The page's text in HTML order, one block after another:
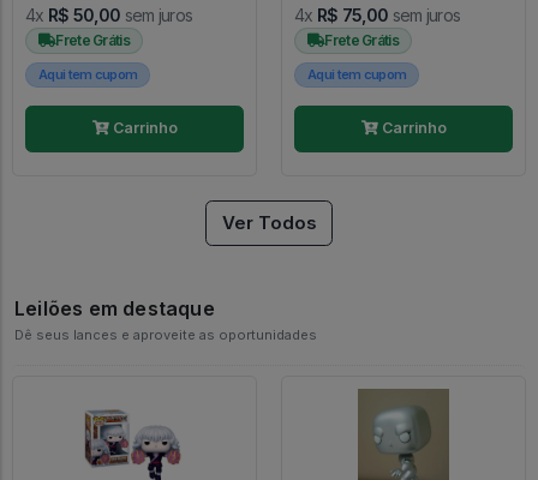
4x R$ 50,00 sem juros
Frete Grátis
Aqui tem cupom
Carrinho
4x R$ 75,00 sem juros
Frete Grátis
Aqui tem cupom
Carrinho
Ver Todos
Leilões em destaque
Dê seus lances e aproveite as oportunidades